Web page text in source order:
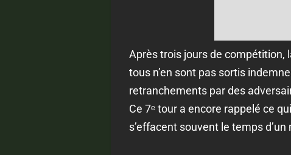
Après trois jours de compétition,
tous n’en sont pas sortis
retranchements par des
Ce 7ᵉ tour a encore rappelé ce
s’effacent souvent le temps d’un